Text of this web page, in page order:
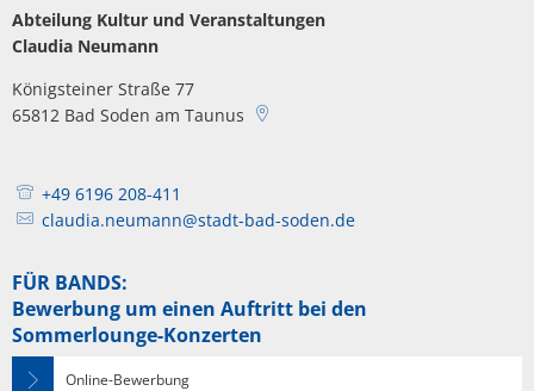
Abteilung Kultur und Veranstaltungen
Claudia Neumann
Königsteiner Straße 77
65812 Bad Soden am Taunus
+49 6196 208-411
claudia.neumann@stadt-bad-soden.de
FÜR BANDS:
Bewerbung um einen Auftritt bei den
Sommerlounge-Konzerten
Online-Bewerbung